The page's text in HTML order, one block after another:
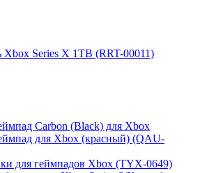
Xbox Series X 1TB (RRT-00011)
Carbon (Black) для Xbox
для Xbox (красный) (QAU-
для геймпадов Xbox (TYX-0649)